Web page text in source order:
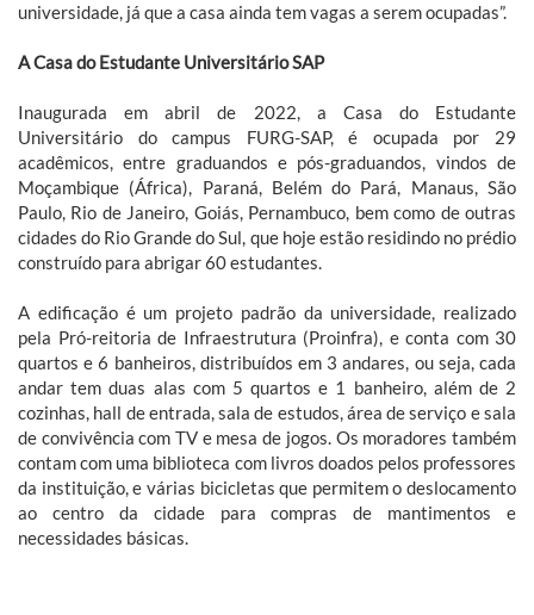
universidade, já que a casa ainda tem vagas a serem ocupadas”.
A Casa do Estudante Universitário SAP
Inaugurada em abril de 2022, a Casa do Estudante
Universitário do campus FURG-SAP, é ocupada por 29
acadêmicos, entre graduandos e pós-graduandos, vindos de
Moçambique (África), Paraná, Belém do Pará, Manaus, São
Paulo, Rio de Janeiro, Goiás, Pernambuco, bem como de outras
cidades do Rio Grande do Sul, que hoje estão residindo no prédio
construído para abrigar 60 estudantes.
A edificação é um projeto padrão da universidade, realizado
pela Pró-reitoria de Infraestrutura (Proinfra), e conta com 30
quartos e 6 banheiros, distribuídos em 3 andares, ou seja, cada
andar tem duas alas com 5 quartos e 1 banheiro, além de 2
cozinhas, hall de entrada, sala de estudos, área de serviço e sala
de convivência com TV e mesa de jogos. Os moradores também
contam com uma biblioteca com livros doados pelos professores
da instituição, e várias bicicletas que permitem o deslocamento
ao centro da cidade para compras de mantimentos e
necessidades básicas.